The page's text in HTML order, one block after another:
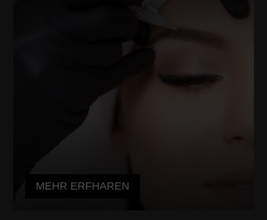
MEHR ERFHAREN